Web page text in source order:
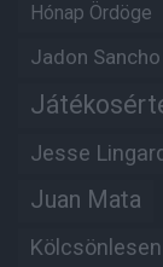
Hónap Ördöge
Jadon Sancho
Jesse
Juan Mata
Kölcsönlesen